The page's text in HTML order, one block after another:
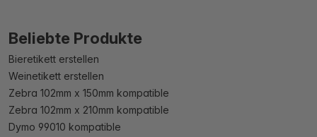
Beliebte Produkte
Bieretikett erstellen
Weinetikett erstellen
Zebra 102mm x 150mm kompatible
Zebra 102mm x 210mm kompatible
Dymo 99010 kompatible